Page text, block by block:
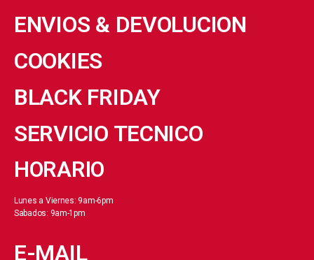
ENVIOS & DEVOLUCION
COOKIES
BLACK FRIDAY
SERVICIO TECNICO
HORARIO
Lunes a Viernes: 9am-6pm
Sabados: 9am-1pm
E-MAIL